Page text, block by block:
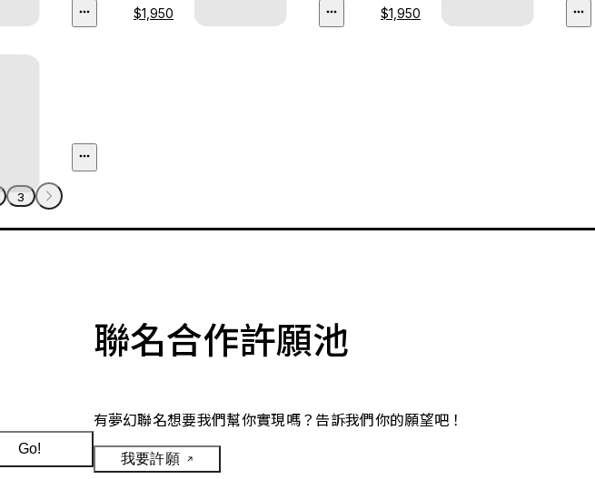
$1,950 $1,950
3
Go!
聯名合作許願池
有夢幻聯名想要我們幫你實現嗎？告訴我們你的願望吧！
我要許願